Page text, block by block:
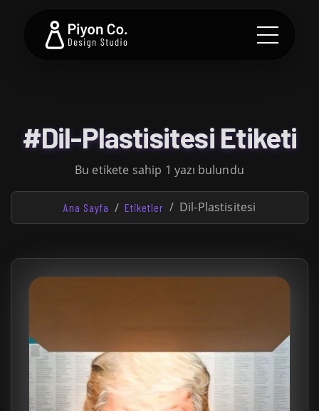
#Dil-Plastisitesi Etiketi
Bu etikete sahip 1 yazı bulundu
Ana Sayfa Etiketler Dil-Plastisitesi